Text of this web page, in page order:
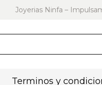
Joyerias Ninfa –
Terminos y